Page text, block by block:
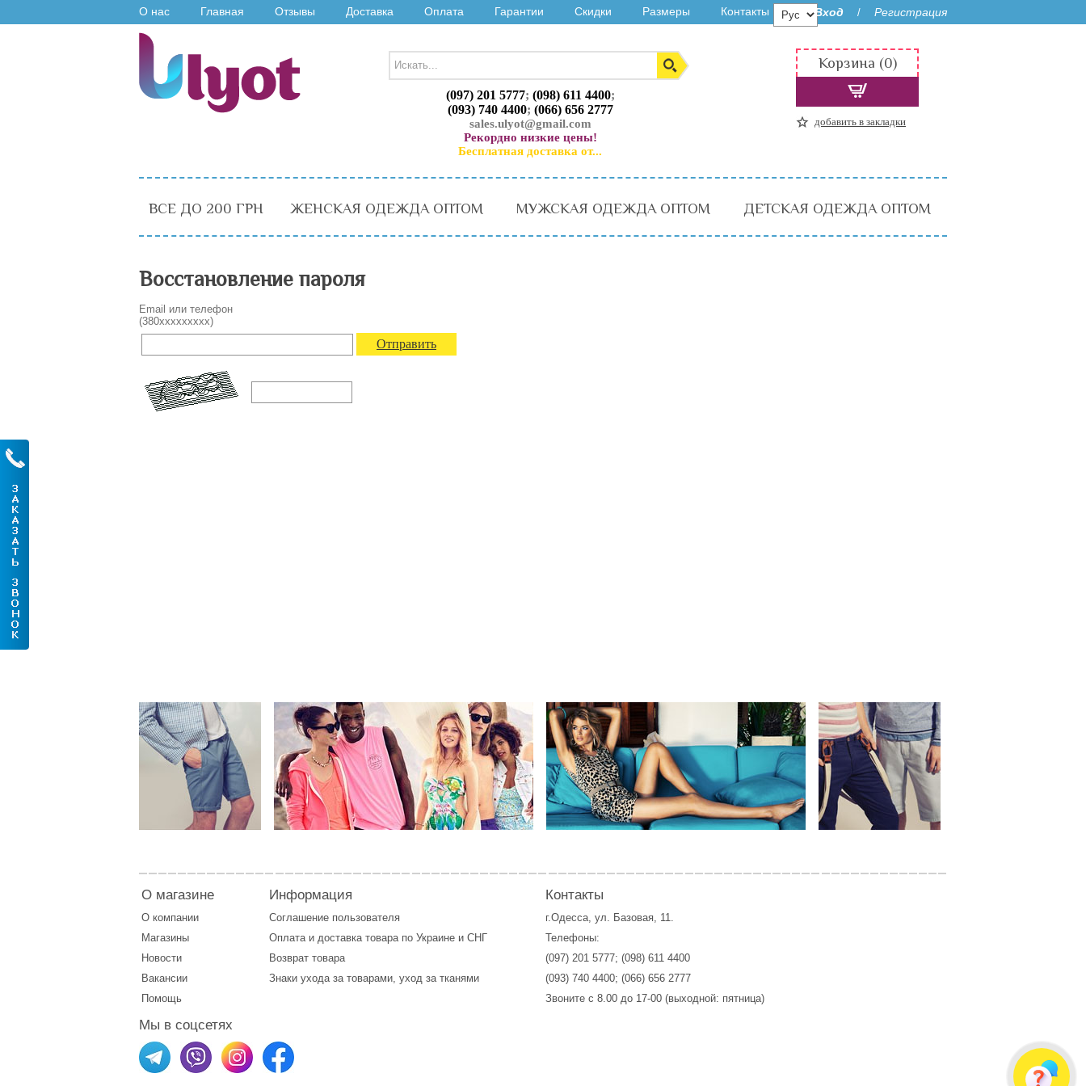
О нас Главная Отзывы Доставка Оплата Гарантии Скидки Размеры Контакты Вход / Регистрация
(097) 201 5777; (098) 611 4400;
(093) 740 4400; (066) 656 2777
sales.ulyot@gmail.com
Рекордно низкие цены!
Бесплатная доставка от...
Корзина (0)
добавить в закладки
ВСЕ ДО 200 ГРН ЖЕНСКАЯ ОДЕЖДА ОПТОМ МУЖСКАЯ ОДЕЖДА ОПТОМ ДЕТСКАЯ ОДЕЖДА ОПТОМ
Восстановление пароля
Email или телефон
(380xxxxxxxxx)
О магазине
О компании
Магазины
Новости
Вакансии
Помощь
Информация
Соглашение пользователя
Оплатаи доставка товара по Украине и СНГ
Возврат товара
Знаки ухода за товарами, уход за тканями
Контакты
г.Одесса, ул. Базовая, 11.
Телефоны:
(097) 201 5777; (098) 611 4400
(093) 740 4400; (066) 656 2777
Звоните с 8.00 до 17-00 (выходной: пятница)
Мы в соцсетях